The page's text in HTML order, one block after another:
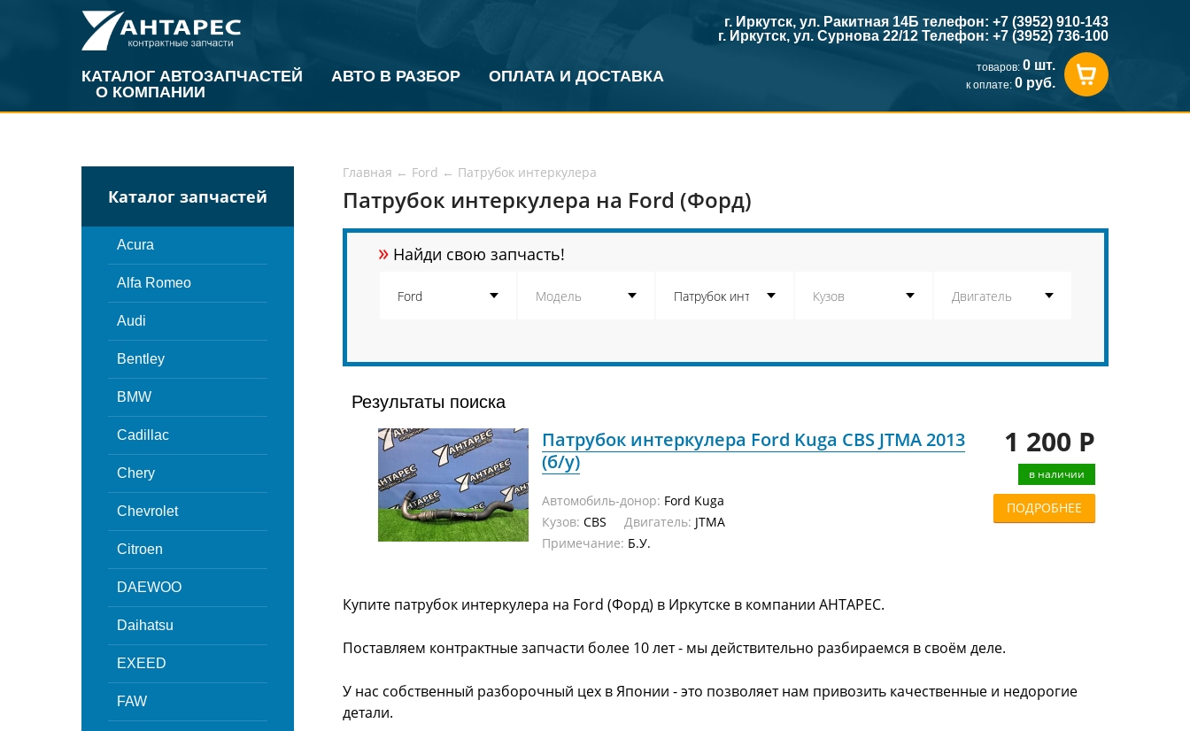
КАТАЛОГ АВТОЗАПЧАСТЕЙ АВТО В РАЗБОР
ОПЛАТА И ДОСТАВКА
О КОМПАНИИ
г. Иркутск, ул. Ракитная 14Б телефон: +7 (3952) 910-143
г. Иркутск, ул. Сурнова 22/12 Телефон: +7 (3952) 736-100
товаров: 0 шт.
к оплате: 0 руб.
Каталог запчастей
Acura
Alfa Romeo
Audi
Bentley
BMW
Cadillac
Chery
Chevrolet
Citroen
DAEWOO
Daihatsu
EXEED
FAW
Главная ← Ford ← Патрубок интеркулера
Патрубок интеркулера на Ford (Форд)
» Найди свою запчасть!
Результаты поиска
Патрубок интеркулера Ford Kuga CBS JTMA 2013
(б/у)
Автомобиль-донор: Ford Kuga
Кузов: CBS Двигатель: JTMA
Примечание: Б.У.
1 200 Р
в наличии
ПОДРОБНЕЕ
Купите патрубок интеркулера на Ford (Форд) в Иркутске в компании АНТАРЕС.
Поставляем контрактные запчасти более 10 лет - мы действительно разбираемся в своём деле.
У нас собственный разборочный цех в Японии - это позволяет нам привозить качественные и недорогие
детали.